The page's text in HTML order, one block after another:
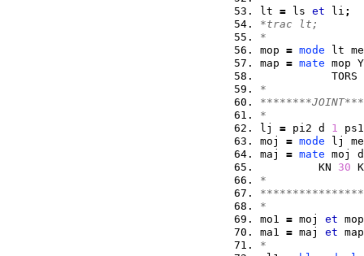
lt = ls et li ;
*trac lt;
*
mop = mode lt
map = mate mop
TORS
*
*
lj = pi2 d 1 ps1
moj = mode lj
maj = mate moj
         KN
30
*
*
mo1 = moj et mop
ma1 = maj et map
*